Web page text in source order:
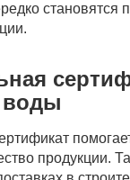
становятся
воды
продукции.